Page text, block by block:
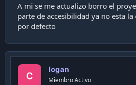
A mi se me actualizo borro el
parte de accesibilidad ya no esta
por defecto
logan
Miembro Activo